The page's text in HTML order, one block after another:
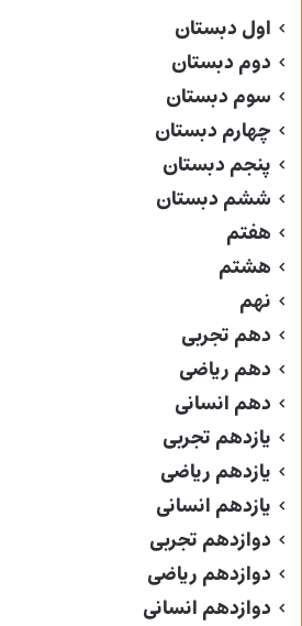
اول دبستان
دوم دبستان
سوم دبستان
چهارم دبستان
پنجم دبستان
ششم دبستان
هفتم
هشتم
نهم
دهم تجربی
دهم ریاضی
دهم انسانی
یازدهم تجربی
یازدهم ریاضی
یازدهم انسانی
دوازدهم تجربی
دوازدهم ریاضی
دوازدهم انسانی